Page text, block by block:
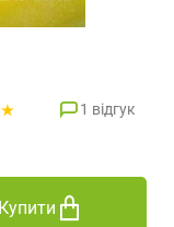
1 відгук
Купити